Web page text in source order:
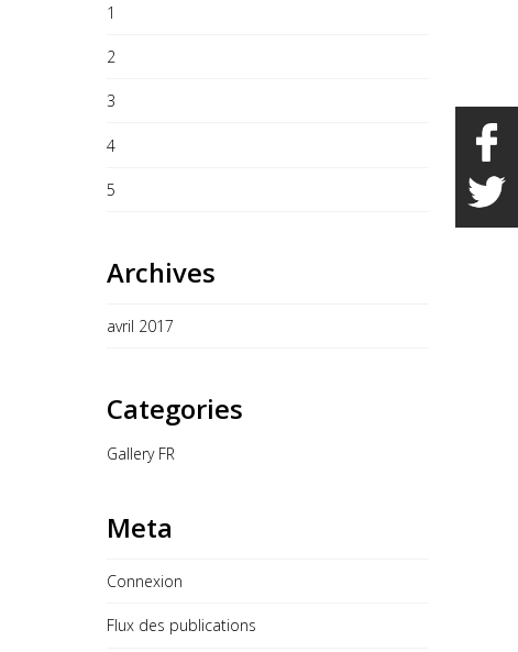
1
2
3
4
5
Archives
avril 2017
Categories
Gallery FR
Meta
Connexion
Flux des publications